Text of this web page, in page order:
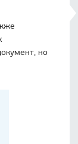
но